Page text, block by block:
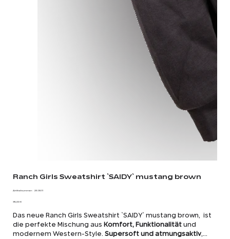
Ranch Girls Sweatshirt `SAIDY` mustang brown
Artikelnummer:
Artikelnummer:
25 3511
Preis
95,00 €
Das neue Ranch Girls Sweatshirt `SAIDY` mustang brown, ist
die perfekte Mischung aus Komfort, Funktionalität und
modernem Western-Style. Supersoft und atmungsaktiv,